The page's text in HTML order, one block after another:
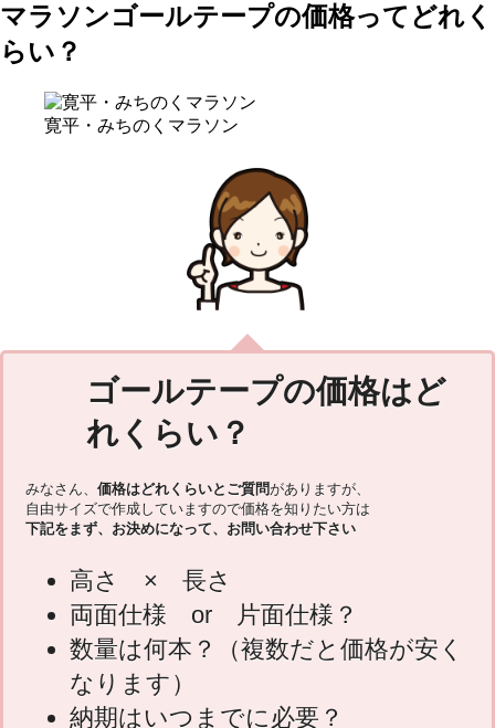
マラソンゴールテープの価格ってどれく
らい？
寛平・みちのくマラソン
ゴールテープの価格はど
れくらい？
みなさん、 価格はどれくらいとご質問がありますが、
自由サイズで作成していますので価格を知りたい方は
下記をまず、お決めになって、お問い合わせ下さい
高さ × 長さ
両面仕様 or 片面仕様？
数量は何本？（複数だと価格が安く
なります）
納期はいつまでに必要？